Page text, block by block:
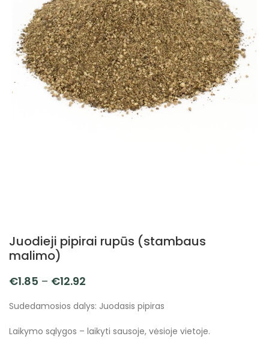
Juodieji pipirai rupūs (stambaus
malimo)
€1.85 – €12.92
Sudedamosios dalys: Juodasis pipiras
Laikymo sąlygos – laikyti sausoje, vėsioje vietoje.